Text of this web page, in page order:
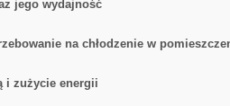
jego wydajność
na ‍chłodzenie w
i zużycie energii